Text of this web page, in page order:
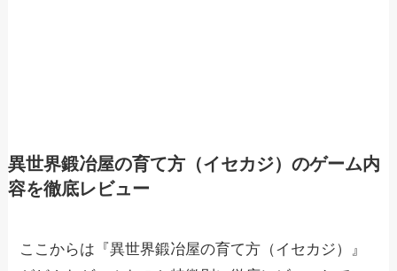
異世界鍛冶屋の育て方（イセカジ）のゲーム内
容を徹底レビュー
ここからは『異世界鍛冶屋の育て方（イセカジ）』